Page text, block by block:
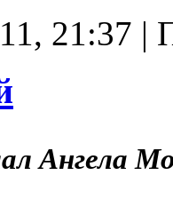
21:37 |
Ангела